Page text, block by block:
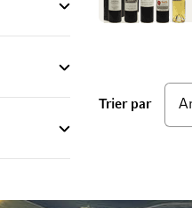
Trier parbas